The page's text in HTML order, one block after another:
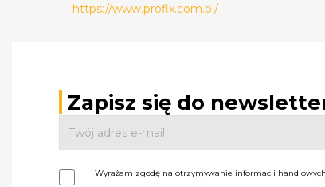
https://www.profix.com.pl/
Zapisz się do
Wyrażam zgodę na otrzymywanie informacji